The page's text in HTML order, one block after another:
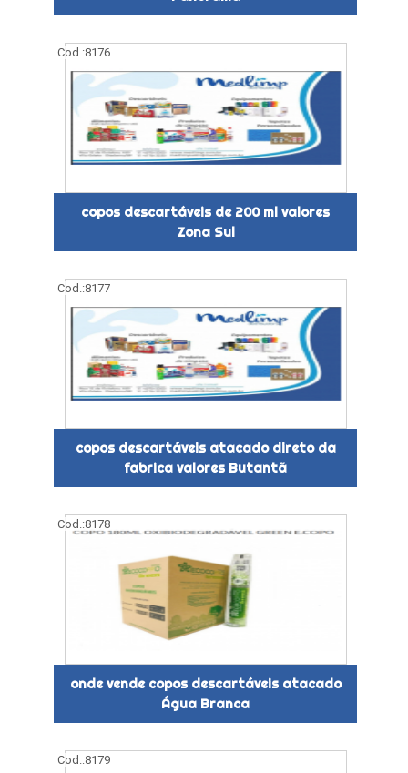
Cod.:8176
copos descartáveis de 200 ml valores
Zona Sul
Cod.:8177
copos descartáveis atacado direto da
fabrica valores Butantã
Cod.:8178
onde vende copos descartáveis atacado
Água Branca
Cod.:8179